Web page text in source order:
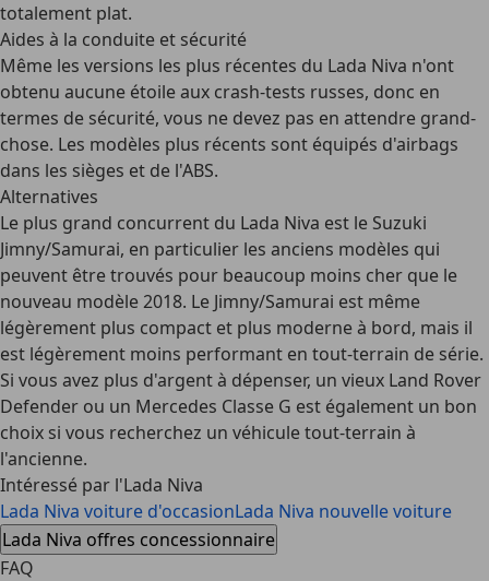
totalement plat.
Aides à la conduite et sécurité
Même les versions les plus récentes du Lada Niva n'ont
obtenu aucune étoile aux crash-tests russes, donc en
termes de sécurité, vous ne devez pas en attendre grand-
chose. Les modèles plus récents sont équipés d'airbags
dans les sièges et de l'ABS.
Alternatives
Le plus grand concurrent du Lada Niva est le Suzuki
Jimny/Samurai, en particulier les anciens modèles qui
peuvent être trouvés pour beaucoup moins cher que le
nouveau modèle 2018. Le Jimny/Samurai est même
légèrement plus compact et plus moderne à bord, mais il
est légèrement moins performant en tout-terrain de série.
Si vous avez plus d'argent à dépenser, un vieux Land Rover
Defender ou un Mercedes Classe G est également un bon
choix si vous recherchez un véhicule tout-terrain à
l'ancienne.
Intéressé par l'Lada Niva
Lada Niva voiture d'occasionLada Niva nouvelle voiture
Lada Niva offres concessionnaire
FAQ